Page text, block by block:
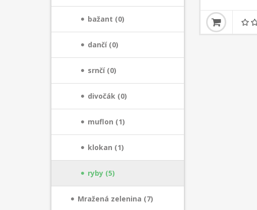
bažant (0)
dančí (0)
srnčí (0)
divočák (0)
muflon (1)
klokan (1)
ryby (5)
Mražená zelenina (7)